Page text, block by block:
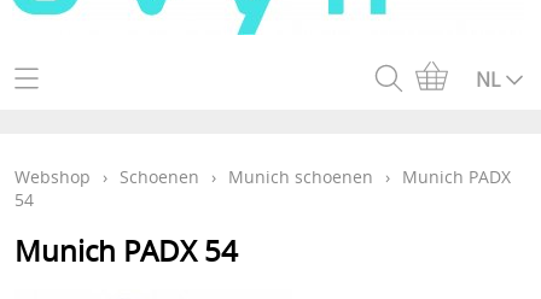
Home
Accessoires
Ballen
Mijn account
Info en Contact
NL
Webshop › Schoenen › Munich schoenen › Munich PADX
54
Munich PADX 54